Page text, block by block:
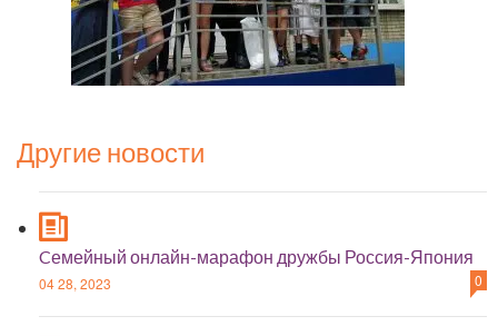
Другие новости
Cемейный онлайн-марафон дружбы Россия-Япония
04 28, 2023 0